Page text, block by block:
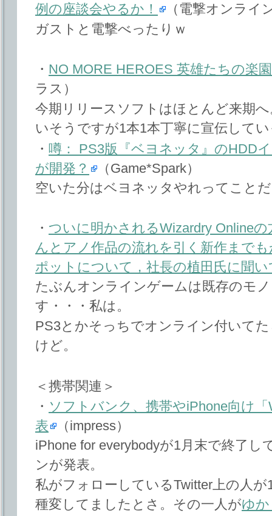
例の座談会やるか！
（電撃オンライ
ガストと電撃べったりｗ
・ NO MORE HEROES 英雄たちの楽
ラス）
今期リリースソフトはほとんど来期
いそうですが1本1本丁寧に宣伝して
・ 噂： PS3版『ベヨネッタ』のHDD
が開発？
（Game*Spark）
空いた分はベヨネッタやれってこと
・ ついに明かされるWizardry Online
んとアノ作品の流れを引く新作まで
ポットについて，社長の植田氏に聞
たぶんオンラインゲームは既存のモ
す・・・私は。
PS3とかそっちでオンライン付いて
けど。
＜携帯関連＞
・ ソフトバンク、携帯やiPhone向け
表
（impress）
iPhone for everybodyが1月末で終了
ンが発表。
私がフォローしているTwitter上の人
種変してましたとさ。その一人がゆ